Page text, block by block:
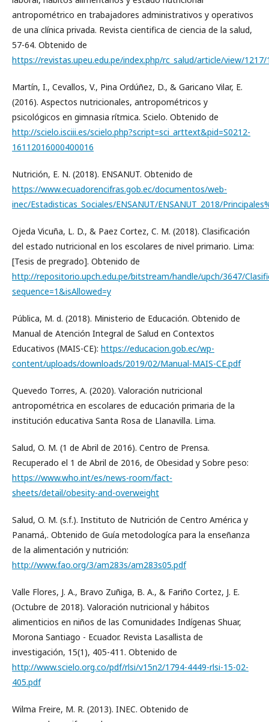
antropométrico en trabajadores administrativos y operativos
de una clínica privada. Revista cientifica de ciencia de la salud,
57-64. Obtenido de
https://revistas.upeu.edu.pe/index.php/rc_salud/article/view/1217/
Martín, I., Cevallos, V., Pina Ordúñez, D., & Garicano Vilar, E.
(2016). Aspectos nutricionales, antropométricos y
psicológicos en gimnasia rítmica. Scielo. Obtenido de
http://scielo.isciii.es/scielo.php?script=sci_arttext&pid=S0212-
16112016000400016
Nutrición, E. N. (2018). ENSANUT. Obtenido de
https://www.ecuadorencifras.gob.ec/documentos/web-
inec/Estadisticas_Sociales/ENSANUT/ENSANUT_2018/
Ojeda Vicuña, L. D., & Paez Cortez, C. M. (2018). Clasificación
del estado nutricional en los escolares de nivel primario. Lima:
[Tesis de pregrado]. Obtenido de
http://repositorio.upch.edu.pe/bitstream/handle/upch/3647/
sequence=1&isAllowed=y
Pública, M. d. (2018). Ministerio de Educación. Obtenido de
Manual de Atención Integral de Salud en Contextos
Educativos (MAIS-CE): https://educacion.gob.ec/wp-
content/uploads/downloads/2019/02/Manual-MAIS-CE.pdf
Quevedo Torres, A. (2020). Valoración nutricional
antropométrica en escolares de educación primaria de la
institución educativa Santa Rosa de Llanavilla. Lima.
Salud, O. M. (1 de Abril de 2016). Centro de Prensa.
Recuperado el 1 de Abril de 2016, de Obesidad y Sobre peso:
https://www.who.int/es/news-room/fact-
sheets/detail/obesity-and-overweight
Salud, O. M. (s.f.). Instituto de Nutrición de Centro América y
Panamá,. Obtenido de Guía metodologíca para la enseñanza
de la alimentación y nutrición:
http://www.fao.org/3/am283s/am283s05.pdf
Valle Flores, J. A., Bravo Zuñiga, B. A., & Fariño Cortez, J. E.
(Octubre de 2018). Valoración nutricional y hábitos
alimenticios en niños de las Comunidades Indígenas Shuar,
Morona Santiago - Ecuador. Revista Lasallista de
investigación, 15(1), 405-411. Obtenido de
http://www.scielo.org.co/pdf/rlsi/v15n2/1794-4449-rlsi-15-02-
405.pdf
Wilma Freire, M. R. (2013). INEC. Obtenido de